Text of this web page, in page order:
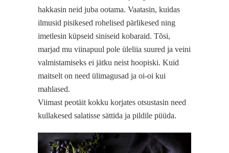
hakkasin neid juba ootama. Vaatasin, kuidas
ilmusid pisikesed rohelised pärlikesed ning
imetlesin küpseid siniseid kobaraid. Tõsi,
marjad mu viinapuul pole üleliia suured ja veini
valmistamiseks ei jätku neist hoopiski. Kuid
maitselt on need ülimagusad ja oi-oi kui
mahlased.
Viimast peotäit kokku korjates otsustasin need
kullakesed salatisse sättida ja pildile püüda.